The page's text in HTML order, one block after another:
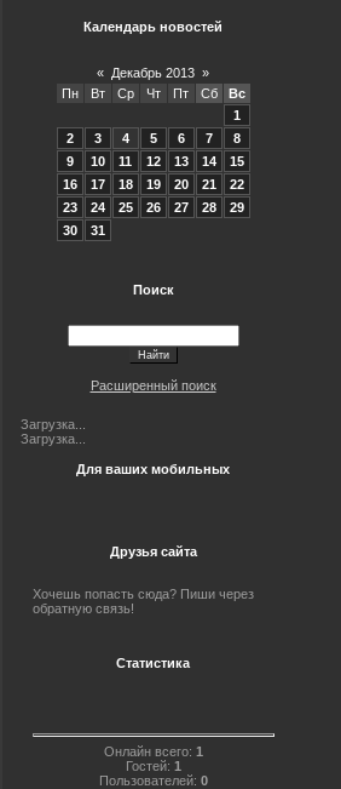
Календарь новостей
« Декабрь 2013 »
Пн
Вт Ср Чт Пт Сб
Вс
1
2
3 4 5 6 7
8
9
10 11 12 13 14
15
16
17 18 19 20 21
22
23
24 25 26 27 28
29
30
31
Поиск
Расширенный поиск
Загрузка...
Загрузка...
Для ваших мобильных
Друзья сайта
Хочешь попасть сюда? Пиши через
обратную связь!
Статистика
Онлайн всего: 1
Гостей: 1
Пользователей: 0